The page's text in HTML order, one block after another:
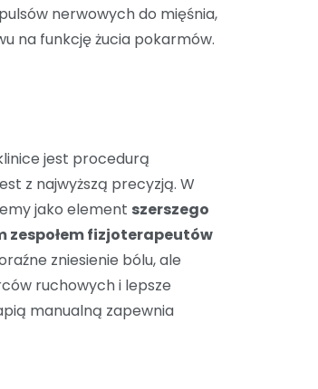
nerwowych do mięśnia,
na funkcję żucia pokarmów.
jest procedurą
z najwyższą precyzją. W
jako element szerszego
zespołem fizjoterapeutów
zniesienie bólu, ale
ruchowych i lepsze
manualną zapewnia